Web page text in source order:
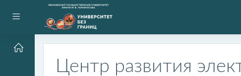
Side panel
Skip to main content
Центр развития